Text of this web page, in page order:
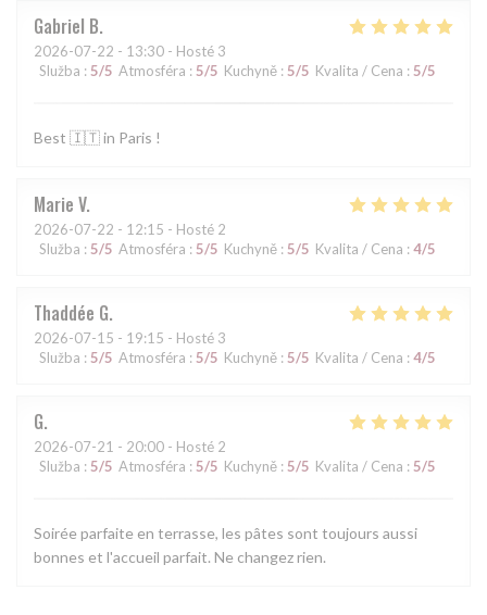
Gabriel B
2026-07-22 - 13:30 - Hosté 3
Služba : 5/5 Atmosféra : 5/5 Kuchyně : 5/5 Kvalita / Cena : 5/5
Best 🇮🇹 in Paris !
Marie V
2026-07-22 - 12:15 - Hosté 2
Služba : 5/5 Atmosféra : 5/5 Kuchyně : 5/5 Kvalita / Cena : 4/5
Thaddée G
2026-07-15 - 19:15 - Hosté 3
Služba : 5/5 Atmosféra : 5/5 Kuchyně : 5/5 Kvalita / Cena : 4/5
G
2026-07-21 - 20:00 - Hosté 2
Služba : 5/5 Atmosféra : 5/5 Kuchyně : 5/5 Kvalita / Cena : 5/5
Soirée parfaite en terrasse, les pâtes sont toujours aussi
bonnes et l'accueil parfait. Ne changez rien.